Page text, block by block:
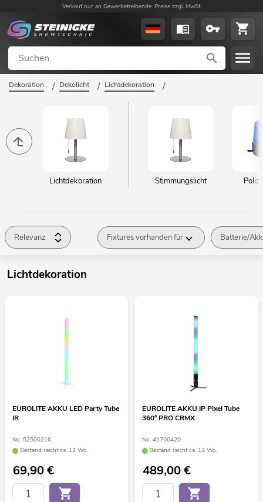
Verkauf nur an Gewerbetreibende. Preise zzgl. MwSt.
Dekoration / Dekolicht / Lichtdekoration /
Lichtdekoration Stimmungslicht
Relevanz Fixtures vorhanden für Batterie/
Lichtdekoration
EUROLITE AKKU LED Party Tube
IR
No. 52500216
Bestand reicht ca. 12 Wo.
69,90€
EUROLITE AKKU IP Pixel Tube
360° PRO CRMX
No. 41700420
Bestand reicht ca. 12 Wo.
489,00€